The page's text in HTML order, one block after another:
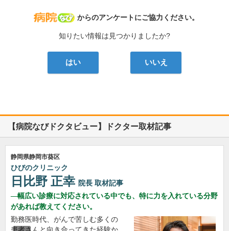
病院なび
からのアンケートにご協力ください。
知りたい情報は見つかりましたか?
はい いいえ
【病院なびドクタビュー】ドクター取材記事
静岡県静岡市葵区
ひびのクリニック
日比野 正幸 院長 取材記事
幅広い診療に対応されている中でも、特に力を入れている分野
があれば教えてください。
勤務医時代、がんで苦しむ多くの